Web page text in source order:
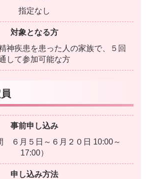
指定なし
対象となる方
神疾患を患った人の家族で、５回
して参加可能な方
事前申し込み
６月５日～６月２０日 10:00～
17:00）
申し込み方法